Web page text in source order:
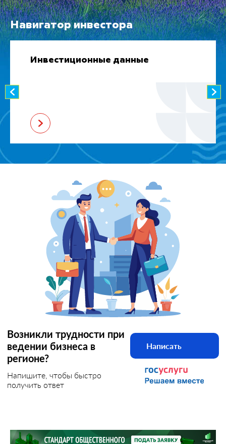
Навигатор инвестора
Инвестиционные данные
Возникли трудности при
ведении бизнеса в
регионе?
Напишите, чтобы быстро
получить ответ
Написать